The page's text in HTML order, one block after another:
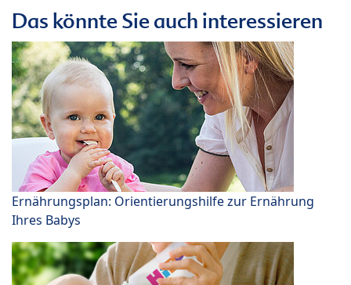
Das könnte Sie auch interessieren
Ernährungsplan: Orientierungshilfe zur Ernährung
Ihres Babys